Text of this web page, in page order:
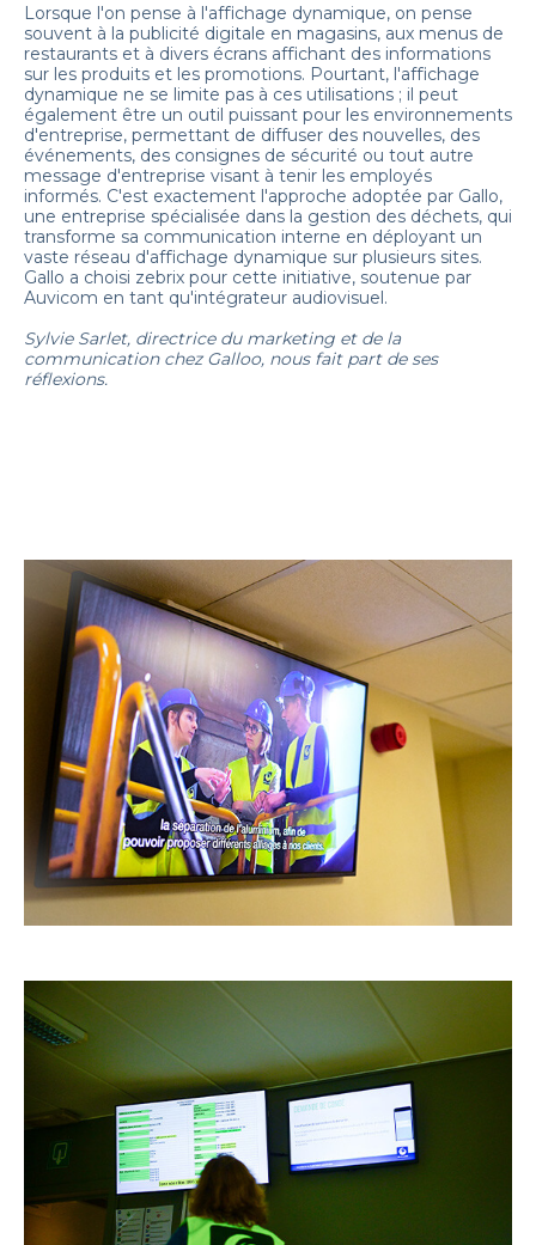
Lorsque l'on pense à l'affichage dynamique, on pense
souvent à la publicité digitale en magasins, aux menus de
restaurants et à divers écrans affichant des informations
sur les produits et les promotions. Pourtant, l'affichage
dynamique ne se limite pas à ces utilisations ; il peut
également être un outil puissant pour les environnements
d'entreprise, permettant de diffuser des nouvelles, des
événements, des consignes de sécurité ou tout autre
message d'entreprise visant à tenir les employés
informés. C'est exactement l'approche adoptée par Gallo,
une entreprise spécialisée dans la gestion des déchets, qui
transforme sa communication interne en déployant un
vaste réseau d'affichage dynamique sur plusieurs sites.
Gallo a choisi zebrix pour cette initiative, soutenue par
Auvicom en tant qu'intégrateur audiovisuel.
Sylvie Sarlet, directrice du marketing et de la
communication chez Galloo, nous fait part de ses
réflexions.